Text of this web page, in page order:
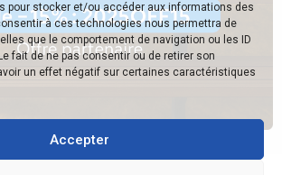
pour stocker et/ou accéder aux informations des
à ces technologies nous permettra de
que le comportement de navigation ou les ID
fait de ne pas consentir ou de retirer son
un effet négatif sur certaines caractéristiques
Accepter